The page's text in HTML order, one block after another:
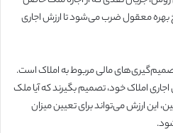
معقول ضرب می‌شود تا ارزش اجاری
مالی مربوط به املاک است.
املاک خود، تصمیم بگیرند که آیا ملک
این ارزش می‌تواند برای تعیین میزان